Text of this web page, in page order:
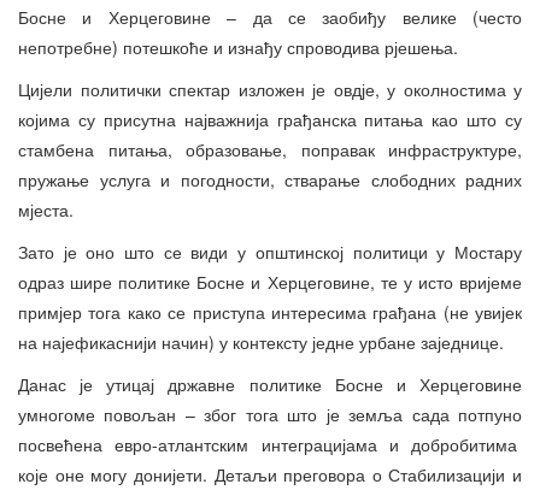
Босне и Херцеговине – да се заобиђу велике (често
непотребне) потешкоће и изнађу спроводива рјешења.
Цијели политички спектар изложен је овдје, у околностима у
којима су присутна најважнија грађанска питања као што су
стамбена питања, образовање, поправак инфраструктуре,
пружање услуга и погодности, стварање слободних радних
мјеста.
Зато је оно што се види у општинској политици у Мостару
одраз шире политике Босне и Херцеговине, те у исто вријеме
примјер тога како се приступа интересима грађана (не увијек
на најефикаснији начин) у контексту једне урбане заједнице.
Данас је утицај државне политике Босне и Херцеговине
умногоме повољан – због тога што је земља сада потпуно
посвећена евро-атлантским интеграцијама и добробитима
које оне могу донијети. Детаљи преговора о Стабилизацији и